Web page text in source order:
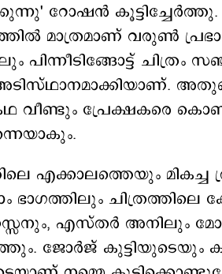
റോഷൻ
മാത്രമാണ് വരുണ്‍
പിന്നീടിങ്ങോട്ട്
വീണ്ടും പ്രേക്ഷകരെ
എക്കാലത്തെയും മികച്ച
ഭാഗത്തിലും ചിത്രത്തിലെ
എസ്തര്‍ അനിലും
ജോര്‍ജ് കുട്ടിയുടെയും